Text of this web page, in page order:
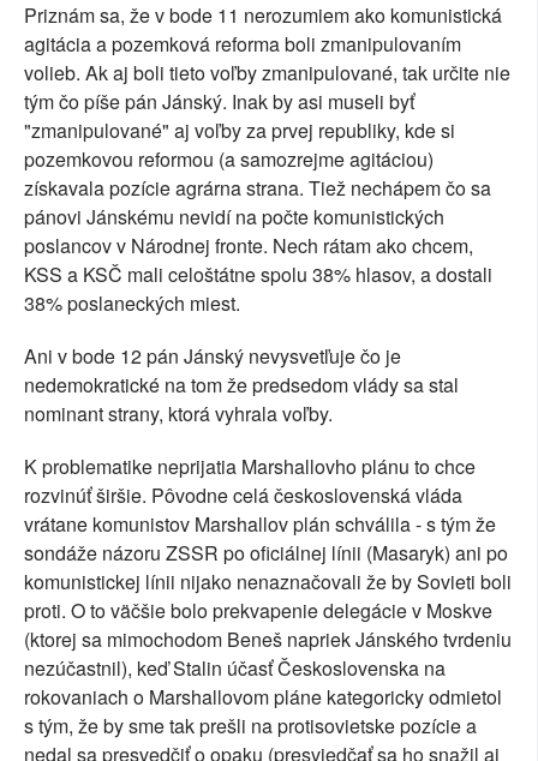
Priznám sa, že v bode 11 nerozumiem ako komunistická
agitácia a pozemková reforma boli zmanipulovaním
volieb. Ak aj boli tieto voľby zmanipulované, tak určite nie
tým čo píše pán Jánský. Inak by asi museli byť
"zmanipulované" aj voľby za prvej republiky, kde si
pozemkovou reformou (a samozrejme agitáciou)
získavala pozície agrárna strana. Tiež nechápem čo sa
pánovi Jánskému nevidí na počte komunistických
poslancov v Národnej fronte. Nech rátam ako chcem,
KSS a KSČ mali celoštátne spolu 38% hlasov, a dostali
38% poslaneckých miest.
Ani v bode 12 pán Jánský nevysvetľuje čo je
nedemokratické na tom že predsedom vlády sa stal
nominant strany, ktorá vyhrala voľby.
K problematike neprijatia Marshallovho plánu to chce
rozvinúť širšie. Pôvodne celá československá vláda
vrátane komunistov Marshallov plán schválila - s tým že
sondáže názoru ZSSR po oficiálnej línii (Masaryk) ani po
komunistickej línii nijako nenaznačovali že by Sovieti boli
proti. O to väčšie bolo prekvapenie delegácie v Moskve
(ktorej sa mimochodom Beneš napriek Jánského tvrdeniu
nezúčastnil), keď Stalin účasť Československa na
rokovaniach o Marshallovom pláne kategoricky odmietol
s tým, že by sme tak prešli na protisovietske pozície a
nedal sa presvedčiť o opaku (presviedčať sa ho snažil aj